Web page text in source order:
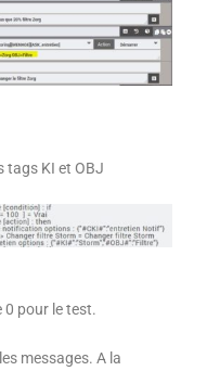
tags KI et OBJ
0 pour le test.
messages. A la